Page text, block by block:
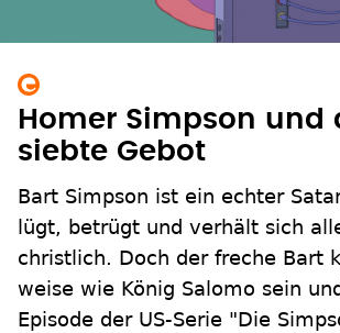
Homer Simpson und
siebte Gebot
Bart Simpson ist ein echter
lügt, betrügt und verhält sich
christlich. Doch der freche Bart
weise wie König Salomo sein
Episode der US-Serie "Die